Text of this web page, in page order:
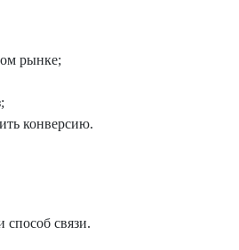
рынке;
конверсию.
связи.